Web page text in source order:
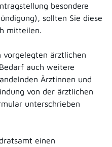
besondere
, sollten Sie diese
mitteilen.
ärztlichen
auch weitere
Ärztinnen und
von der ärztlichen
unterschrieben
einen